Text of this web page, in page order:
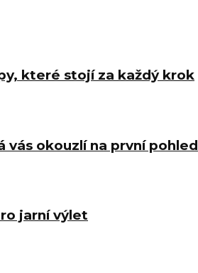
které stojí za každý krok
okouzlí na první pohled
jarní výlet